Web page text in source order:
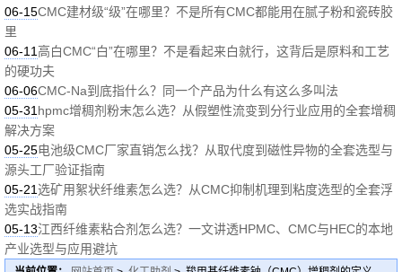
06-15CMC建材级“级”在哪里？不是所有CMC都能用在腻子粉和瓷砖胶
里
06-11高白CMC“白”在哪里？不是看起来白就行，这背后是原料和工艺
的硬功夫
06-06CMC-Na到底指什么？同一个产品为什么有这么多叫法
05-31 hpmc增稠剂粉末怎么选？从假塑性流变到分行业应用的全套增稠
解决方案
05-25电池级CMC厂家直销怎么找？从取代度到磁性异物的全套选型与
源头工厂验证指南
05-21选矿用絮状纤维素怎么选？从CMC抑制机理到粘度选型的全套浮
选实战指南
05-13江西纤维素粘合剂怎么选？一文讲透HPMC、CMC与HEC的本地
产业选型与应用避坑